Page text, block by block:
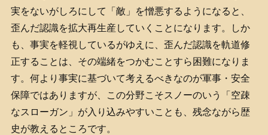
実をないがしろにして「敵」を憎悪するようになると、
歪んだ認識を拡大再生産していくことになります。しか
も、事実を軽視しているがゆえに、歪んだ認識を軌道修
正することは、その端緒をつかむことすら困難になりま
す。何より事実に基づいて考えるべきなのが軍事・安全
保障ではありますが、この分野こそスノーのいう「空疎
なスローガン」が入り込みやすいことも、残念ながら歴
史が教えるところです。